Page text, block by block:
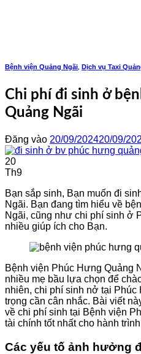
Bệnh viện Quảng Ngãi Dịch vụ Taxi
Chi phí đi sinh ở
Quảng Ngãi
Đăng vào 20/09/202420/09/
20
Th9
Bạn sắp sinh, Bạn muốn đi
Ngãi. Bạn đang tìm hiểu về
Ngãi, cũng như chi phí sinh ở
nhiều giúp ích cho Bạn.
Bệnh viện Phúc Hưng Quảng
nhiều mẹ bầu lựa chọn để
nhiên, chi phí sinh nở tại Phúc
trọng cần cân nhắc. Bài viết
về chi phí sinh tại Bệnh viện
tài chính tốt nhất cho hành
Các yếu tố ảnh hưởng